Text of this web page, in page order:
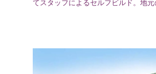
てスタッフによるセルフビルド。地元